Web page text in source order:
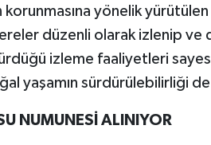
yönelik yürütülen
düzenli olarak izlenip ve
izleme faaliyetleri
yaşamın sürdürülebilirliği
NUMUNESİ ALINIYOR